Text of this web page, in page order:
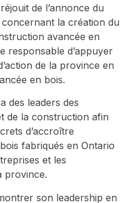
de l’annonce du
la création du
avancée en
responsable d’appuyer
de la province en
en bois.
des leaders des
de la construction afin
d’accroître
fabriqués en Ontario
et les
province.
son leadership en